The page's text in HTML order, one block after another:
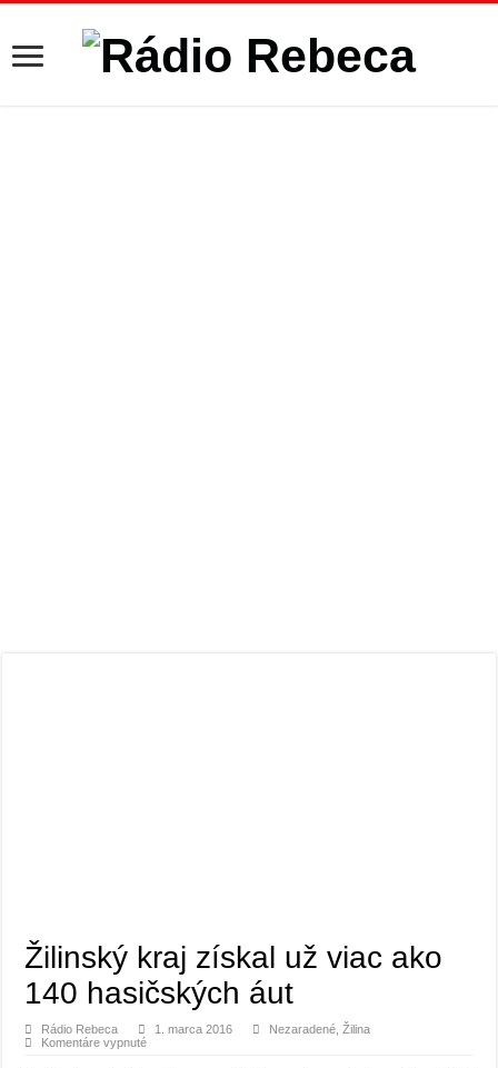
Žilinský kraj získal už viac ako
140 hasičských áut
Rádio Rebeca 1. marca 2016 Nezaradené ,Žilina
Komentáre vypnuténa